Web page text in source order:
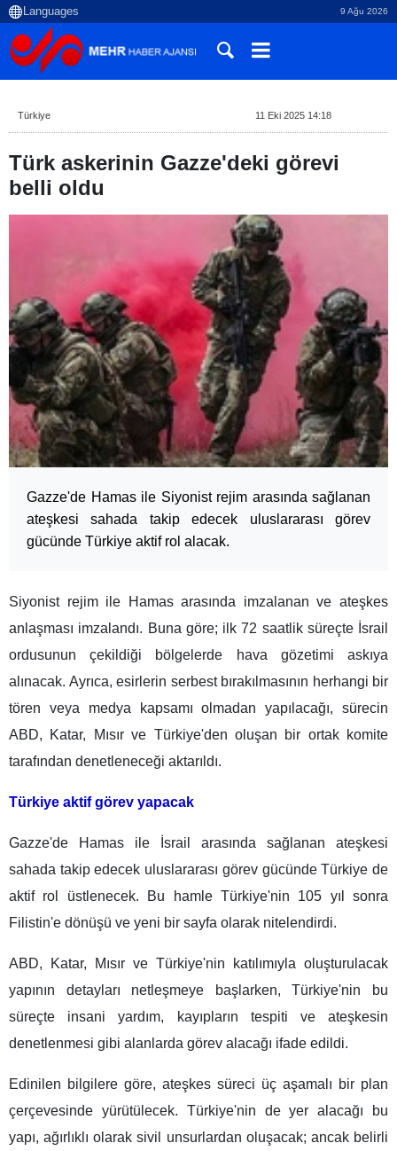
9 Ağu 2026
Türkiye 11 Eki 2025 14:18
Türk askerinin Gazze'deki görevi
belli oldu
Gazze'de Hamas ile Siyonist rejim arasında sağlanan
ateşkesi sahada takip edecek uluslararası görev
gücünde Türkiye aktif rol alacak.
Siyonist rejim ile Hamas arasında imzalanan ve ateşkes
anlaşması imzalandı. Buna göre; ilk 72 saatlik süreçte İsrail
ordusunun çekildiği bölgelerde hava gözetimi askıya
alınacak. Ayrıca, esirlerin serbest bırakılmasının herhangi bir
tören veya medya kapsamı olmadan yapılacağı, sürecin
ABD, Katar, Mısır ve Türkiye'den oluşan bir ortak komite
tarafından denetleneceği aktarıldı.
Türkiye aktif görev yapacak
Gazze'de Hamas ile İsrail arasında sağlanan ateşkesi
sahada takip edecek uluslararası görev gücünde Türkiye de
aktif rol üstlenecek. Bu hamle Türkiye'nin 105 yıl sonra
Filistin'e dönüşü ve yeni bir sayfa olarak nitelendirdi.
ABD, Katar, Mısır ve Türkiye'nin katılımıyla oluşturulacak
yapının detayları netleşmeye başlarken, Türkiye'nin bu
süreçte insani yardım, kayıpların tespiti ve ateşkesin
denetlenmesi gibi alanlarda görev alacağı ifade edildi.
Edinilen bilgilere göre, ateşkes süreci üç aşamalı bir plan
çerçevesinde yürütülecek. Türkiye'nin de yer alacağı bu
yapı, ağırlıklı olarak sivil unsurlardan oluşacak; ancak belirli